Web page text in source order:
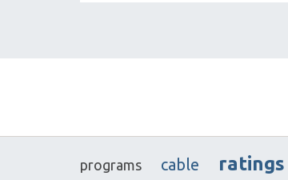
programs cable ratings